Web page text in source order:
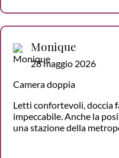
Monique
28 maggio 2026
Camera doppia
Letti confortevoli, doccia
impeccabile. Anche la
una stazione della